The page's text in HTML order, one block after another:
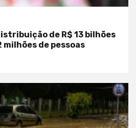
de R$ 13 bilhões
milhões de pessoas